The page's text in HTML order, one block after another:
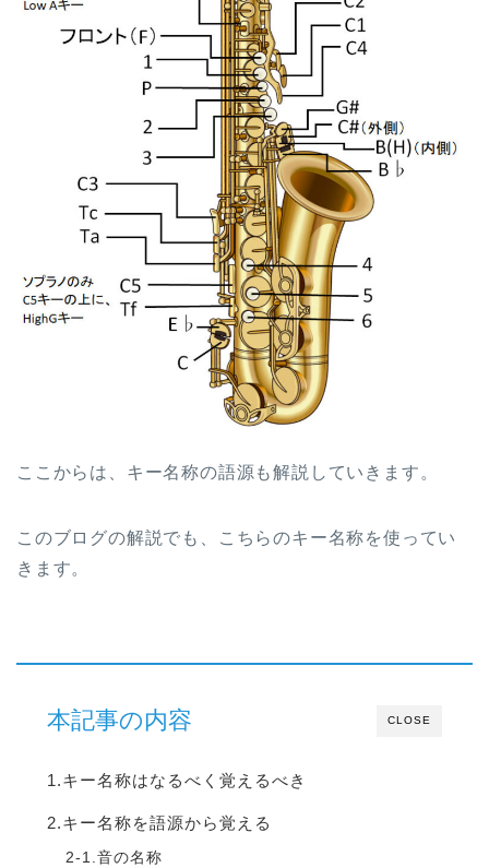
ここからは、キー名称の語源も解説していきます。
このブログの解説でも、こちらのキー名称を使ってい
きます。
CLOSE
本記事の内容
1.キー名称はなるべく覚えるべき
2.キー名称を語源から覚える
2-1.音の名称